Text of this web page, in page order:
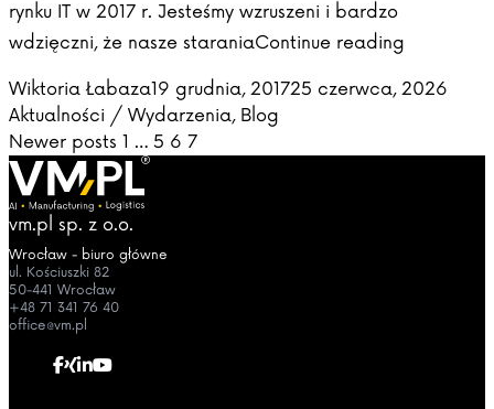
rynku IT w 2017 r. Jesteśmy wzruszeni i bardzo
wdzięczni, że nasze staraniaContinue reading
Posted by
Wiktoria Łabaza19 grudnia, 201725 czerwca, 2026
Aktualności / Wydarzenia, Blog
Stronicowanie
wpisów
Newer posts 1 … 5 6 7
vm.pl sp. z o.o.
Wrocław - biuro główne
ul. Kościuszki 82
50-441 Wrocław
+48 71 341 76 40
office@vm.pl